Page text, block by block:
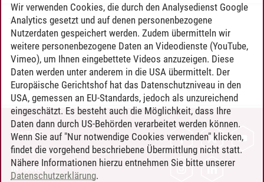
Timo Leder/30.06.2024
KONTAKT
LEUPHANA ALS ARBEITGEBER
INTRANET
Wir verwenden Cookies, die durch den Analysedienst Google
Analytics gesetzt und auf denen personenbezogene
Nutzerdaten gespeichert werden. Zudem übermitteln wir
weitere personenbezogene Daten an Videodienste (YouTube,
Vimeo), um Ihnen eingebettete Videos anzuzeigen. Diese
Daten werden unter anderem in die USA übermittelt. Der
Europäische Gerichtshof hat das Datenschutzniveau in den
USA, gemessen an EU-Standards, jedoch als unzureichend
eingeschätzt. Es besteht auch die Möglichkeit, dass Ihre
Daten dann durch US-Behörden verarbeitet werden können.
Wenn Sie auf "Nur notwendige Cookies verwenden" klicken,
findet die vorgehend beschriebene Übermittlung nicht statt.
Nähere Informationen hierzu entnehmen Sie bitte unserer
Datenschutzerklärung.